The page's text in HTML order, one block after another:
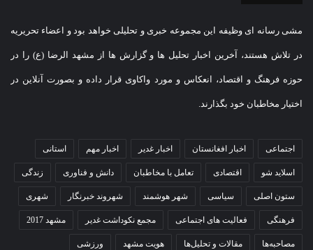
مشی رسانه ای وظیفه این مجموعه خبری و تحلیلی خواهد بود و اعضاء تحریریه
در تلاش هستند، آخرین اخبار تحلیل ها و گزارش ها از مشهد الرضا (ع) را در
حوزه فرهنگ و اقتصاد، انعکاس و مورد واکاوی قرار داده و بصورت آنلاین در
اختیار مخاطبان خود بگذارند.
اجتماعی اخبار افغانستان اخبار غدیر اخبار مهم استانی
اسلاید شو اقتصادی تعامل با مخاطبان دانش و فناوری زندگی
ستون اصلی سیاسی شهر هوشمند شهروند خبرنگار شهری
فرهنگی فعالیت های اجتماعی مجمع نکوداشت غدیر مشهد 2017
مصاحبه‌ها مقالات و تحلیل‌ها هویت مشهد ورزشی